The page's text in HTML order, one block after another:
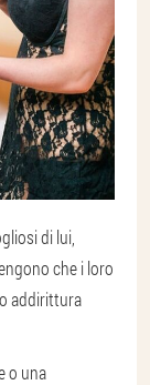
di lui,
che i loro
addirittura
o una